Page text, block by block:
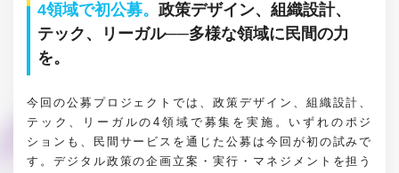
4領域で初公募。 政策デザイン、組織設計、
テック、リーガル──多様な領域に民間の力
を。
今回の公募プロジェクトでは、政策デザイン、組織設計、
テック、リーガルの4領域で募集を実施。いずれのポジ
ションも、民間サービスを通じた公募は今回が初の試みで
す。デジタル政策の企画立案・実行・マネジメントを担う